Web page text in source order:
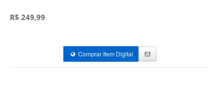
R$ 249,99
Comprar Item Digital